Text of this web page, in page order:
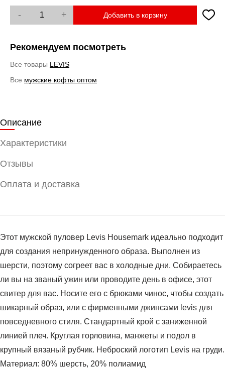
- + Добавить в корзину
Рекомендуем посмотреть
Все товары LEVIS
Все мужские кофты оптом
Описание
Характеристики
Отзывы
Оплата и доставка
Этот мужской пуловер Levis Housemark идеально подходит
для создания непринужденного образа. Выполнен из
шерсти, поэтому согреет вас в холодные дни. Собираетесь
ли вы на званый ужин или проводите день в офисе, этот
свитер для вас. Носите его с брюками чинос, чтобы создать
шикарный образ, или с фирменными джинсами levis для
повседневного стиля. Стандартный крой с заниженной
линией плеч. Круглая горловина, манжеты и подол в
крупный вязаный рубчик. Неброский логотип Levis на груди.
Материал: 80% шерсть, 20% полиамид